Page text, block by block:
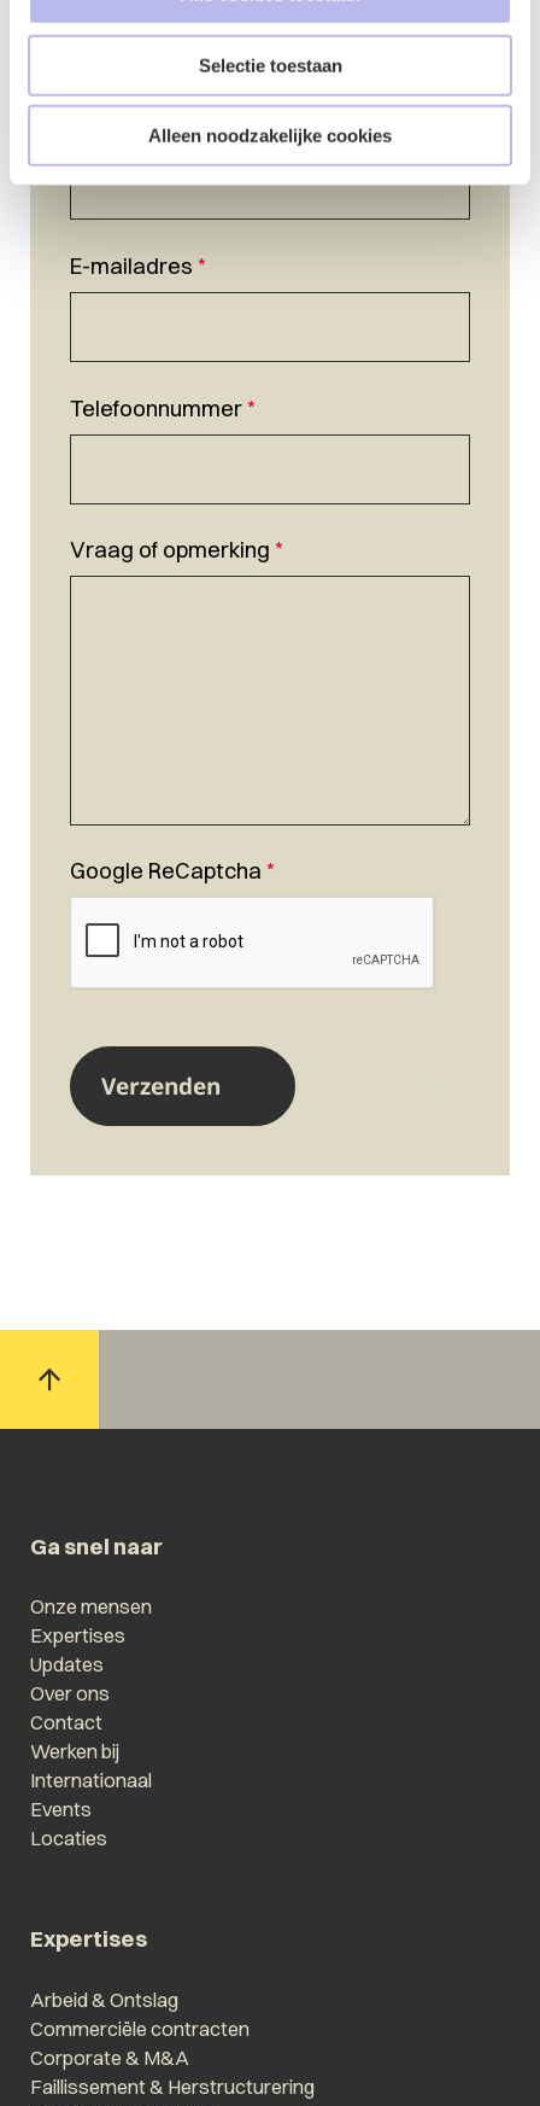
Selectie toestaan
Alleen noodzakelijke cookies
E-mailadres *
Telefoonnummer*
Vraag of opmerking *
Google ReCaptcha *
Ga snel naar
Onze mensen
Expertises
Updates
Over ons
Contact
Werken bij
Internationaal
Events
Locaties
Expertises
Arbeid & Ontslag
Commerciële contracten
Corporate & M&A
Faillissement & Herstructurering